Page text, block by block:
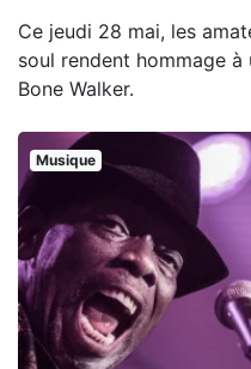
Ce jeudi 28 mai, les
soul rendent hommage
Bone Walker.
Musique